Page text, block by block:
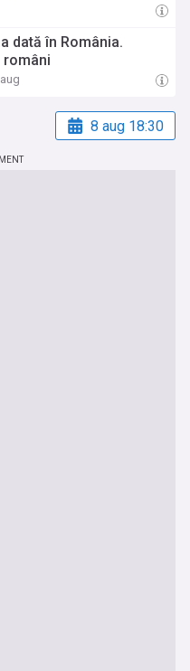
dată în România.
români
8 aug 18:30